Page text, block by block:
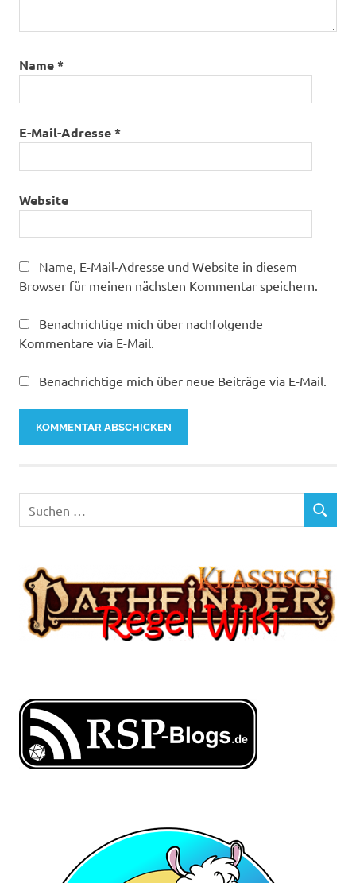
Name*
E-Mail-Adresse*
Website
Name, E-Mail-Adresse und Website in diesem
Browser für meinen nächsten Kommentar speichern.
Benachrichtige mich über nachfolgende
Kommentare via E-Mail.
Benachrichtige mich über neue Beiträge via E-Mail.
nach:
SUCHEN